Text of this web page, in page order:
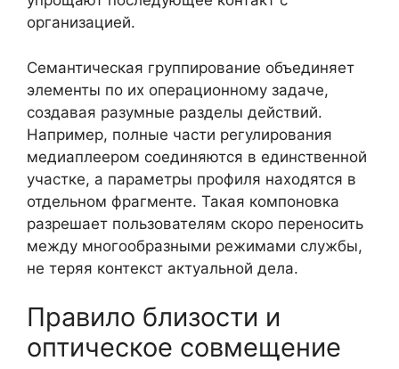
организацией.
Семантическая группирование объединяет
элементы по их операционному задаче,
создавая разумные разделы действий.
Например, полные части регулирования
медиаплеером соединяются в единственной
участке, а параметры профиля находятся в
отдельном фрагменте. Такая компоновка
разрешает пользователям скоро переносить
между многообразными режимами службы,
не теряя контекст актуальной дела.
Правило близости и
оптическое совмещение